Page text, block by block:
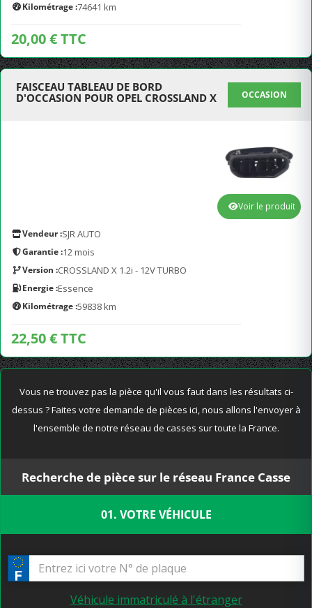
Kilométrage :74641 km
20,00 € TTC
FAISCEAU TABLEAU DE BORD
D'OCCASION POUR OPEL CROSSLAND X
OCCASION
Vendeur :SJR AUTO
Garantie :12 mois
Version :CROSSLAND X 1.2i - 12V TURBO
Energie :Essence
Kilométrage :59838 km
22,50 € TTC
Voir le produit
Vous ne trouvez pas la pièce qu'il vous faut dans les résultats ci-
dessus ? Faites votre demande de pièces ici, nous allons l'envoyer à
l'ensemble de notre réseau de casses sur toute la France.
Recherche de pièce sur le réseau France Casse
01. VOTRE VÉHICULE
Véhicule immatriculé à l'étranger